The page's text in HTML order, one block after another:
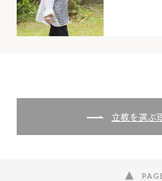
立教を選ぶ